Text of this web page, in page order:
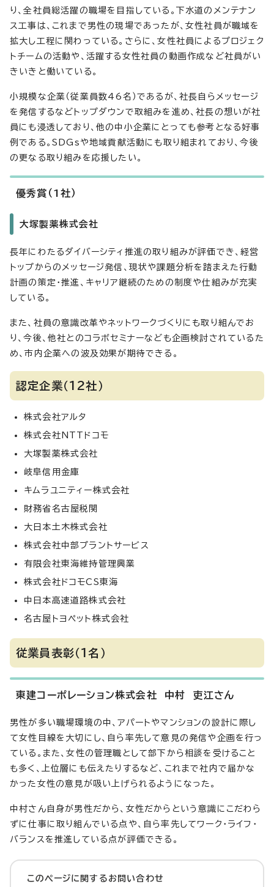
り、全社員総活躍の職場を目指している。下水道のメンテナン
ス工事は、これまで男性の現場であったが、女性社員が職域を
拡大し工程に関わっている。さらに、女性社員によるプロジェク
トチームの活動や、活躍する女性社員の動画作成など社員がい
きいきと働いている。
小規模な企業（従業員数46名）であるが、社長自らメッセージ
を発信するなどトップダウンで取組みを進め、社長の想いが社
員にも浸透しており、他の中小企業にとっても参考となる好事
例である。SDGsや地域貢献活動にも取り組まれており、今後
の更なる取り組みを応援したい。
優秀賞（1社）
大塚製薬株式会社
長年にわたるダイバーシティ推進の取り組みが評価でき、経営
トップからのメッセージ発信、現状や課題分析を踏まえた行動
計画の策定・推進、キャリア継続のための制度や仕組みが充実
している。
また、社員の意識改革やネットワークづくりにも取り組んでお
り、今後、他社とのコラボセミナーなども企画検討されているた
め、市内企業への波及効果が期待できる。
認定企業（12社）
株式会社アルタ
株式会社NTTドコモ
大塚製薬株式会社
岐阜信用金庫
キムラユニティー株式会社
財務省名古屋税関
大日本土木株式会社
株式会社中部プラントサービス
有限会社東海維持管理興業
株式会社ドコモCS東海
中日本高速道路株式会社
名古屋トヨペット株式会社
従業員表彰（1名）
東建コーポレーション株式会社 中村 吏江さん
男性が多い職場環境の中、アパートやマンションの設計に際し
て女性目線を大切にし、自ら率先して意見の発信や企画を行っ
ている。また、女性の管理職として部下から相談を受けること
も多く、上位層にも伝えたりするなど、これまで社内で届かな
かった女性の意見が吸い上げられるようになった。
中村さん自身が男性だから、女性だからという意識にこだわら
ずに仕事に取り組んでいる点や、自ら率先してワーク・ライフ・
バランスを推進している点が評価できる。
このページに関する お問い合わせ